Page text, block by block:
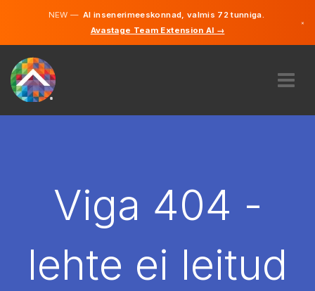
NEW —AI insenerimeeskonnad, valmis 72 tunniga.
Avastage Team Extension AI →
×
PALKAMAViga 404 -
lehte ei leitud